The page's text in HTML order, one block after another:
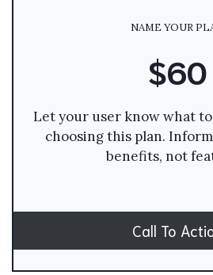
NAME YOUR
$60
Let your user know what
choosing this plan.
benefits, not
Call To